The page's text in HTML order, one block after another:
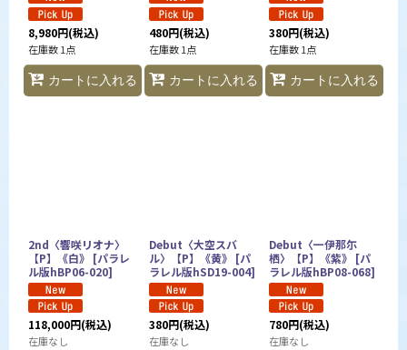
8,980円(税込)
在庫数 1点
カートに入れる
480円(税込)
在庫数 1点
カートに入れる
380円(税込)
在庫数 1点
カートに入れる
2nd〈響咲リオナ〉
【P】《白》 [パラレ
ル版hBP06-020]
118,000円(税込)
在庫なし
Debut〈大空スバ
ル〉【P】《黄》 [パ
ラレル版hSD19-004]
380円(税込)
在庫なし
Debut〈一伊那尓
栖〉【P】《紫》 [パ
ラレル版hBP08-068]
780円(税込)
在庫なし